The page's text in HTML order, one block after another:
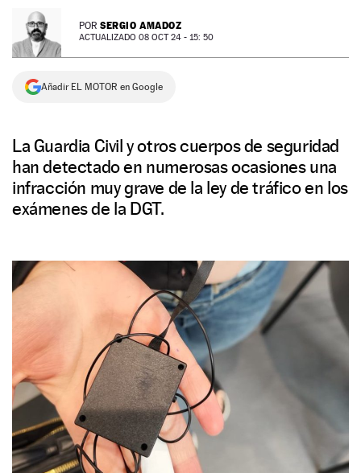
NEWSLETTER POR SERGIO AMADOZ
ACTUALIZADO 08 OCT 24 - 15: 50
Añadir EL MOTOR en Google
La Guardia Civil y otros cuerpos de seguridad
han detectado en numerosas ocasiones una
infracción muy grave de la ley de tráfico en los
exámenes de la DGT.